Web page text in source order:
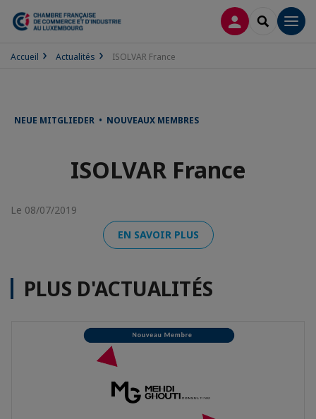
CONNEXION
Accueil Actualités ISOLVAR France
NEUE MITGLIEDER • NOUVEAUX MEMBRES
ISOLVAR France
Le 08/07/2019
EN SAVOIR PLUS
PLUS D'ACTUALITÉS